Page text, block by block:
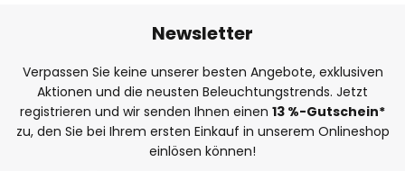
Newsletter
Verpassen Sie keine unserer besten Angebote, exklusiven
Aktionen und die neusten Beleuchtungstrends. Jetzt
registrieren und wir senden Ihnen einen 13 %-Gutschein*
zu, den Sie bei Ihrem ersten Einkauf in unserem Onlineshop
einlösen können!